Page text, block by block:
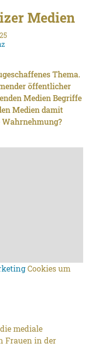
Medien
Thema.
öffentlicher
Medien Begriffe
Medien damit
Cookies um
mediale
Frauen in der